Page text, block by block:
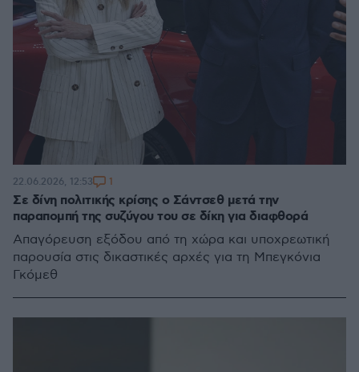
Σε δίνη πολιτικής κρίσης ο Σάντσεθ μετά την
παραπομπή της συζύγου του σε δίκη για διαφθορά
Απαγόρευση εξόδου από τη χώρα και υποχρεωτική
παρουσία στις δικαστικές αρχές για τη Μπεγκόνια
Γκόμεθ
22.06.2026, 12:53 1